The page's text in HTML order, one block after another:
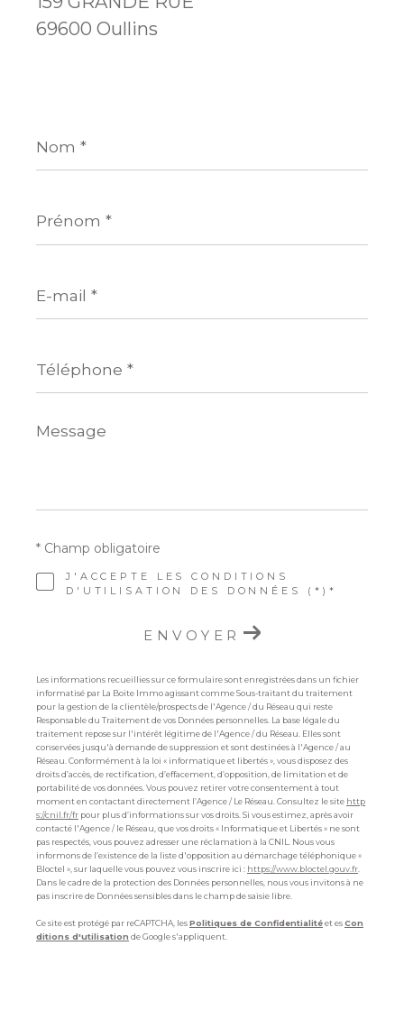
69600 Oullins
*
*
mail
*
*
Message
*
J'ACCEPTE LES CONDITIONS
D'UTILISATION DES DONNÉES (*)*
* Champ obligatoire
ENVOYER
Les informations recueillies sur ce formulaire sont enregistrées dans un fichier
informatisé par La Boite Immo agissant comme Sous-traitant du traitement
pour la gestion de la clientèle/prospects de l'Agence / du Réseau qui reste
Responsable du Traitement de vos Données personnelles. La base légale du
traitement repose sur l'intérêt légitime de l'Agence / du Réseau. Elles sont
conservées jusqu'à demande de suppression et sont destinées à l'Agence / au
Réseau. Conformément à la loi « informatique et libertés », vous disposez des
droits d’accès, de rectification, d’effacement, d’opposition, de limitation et de
portabilité de vos données. Vous pouvez retirer votre consentement à tout
moment en contactant directement l’Agence / Le Réseau. Consultez le site http
s://cnil.fr/fr pour plus d’informations sur vos droits. Si vous estimez, après avoir
contacté l'Agence / le Réseau, que vos droits « Informatique et Libertés » ne sont
pas respectés, vous pouvez adresser une réclamation à la CNIL. Nous vous
informons de l’existence de la liste d'opposition au démarchage téléphonique «
Bloctel », sur laquelle vous pouvez vous inscrire ici : https://www.bloctel.gouv.fr
Dans le cadre de la protection des Données personnelles, nous vous invitons à ne
pas inscrire de Données sensibles dans le champ de saisie libre.
Ce site est protégé par reCAPTCHA, lesPolitiques de Confidentialitéet esCon
ditions d'utilisation de Google s'appliquent.